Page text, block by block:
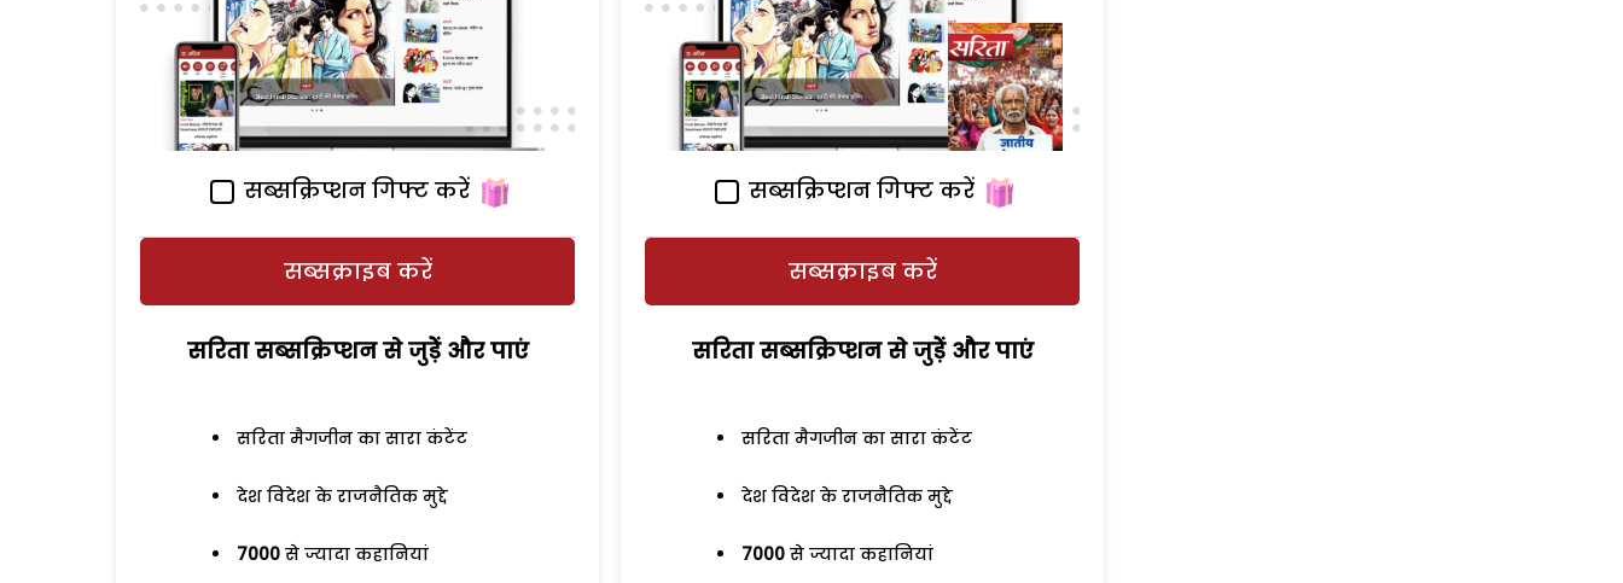
सब्सक्रिप्शन गिफ्ट करें
सब्सक्राइब करें
सरिता सब्सक्रिप्शन से जुड़ेें और पाएं
सरिता मैगजीन का सारा कंटेंट
देश विदेश के राजनैतिक मुद्दे
7000 से ज्यादा कहानियां
सब्सक्रिप्शन गिफ्ट करें
सब्सक्राइब करें
सरिता सब्सक्रिप्शन से जुड़ेें और पाएं
सरिता मैगजीन का सारा कंटेंट
देश विदेश के राजनैतिक मुद्दे
7000 से ज्यादा कहानियां